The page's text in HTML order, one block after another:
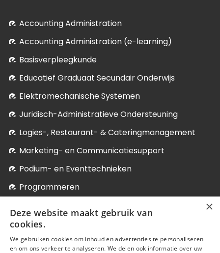
Accounting Administration
Accounting Administration (e-learning)
Basisverpleegkunde
Educatief Graduaat Secundair Onderwijs
Elektromechanische Systemen
Juridisch-Administratieve Ondersteuning
Logies-, Restaurant- & Cateringmanagement
Marketing- en Communicatiesupport
Podium- en Eventtechnieken
Programmeren
Systeem- en Netwerkbeheer
Verder studeren
×
Deze website maakt gebruik van
cookies.
We gebruiken cookies om inhoud en advertenties te personaliseren
en om ons verkeer te analyseren. We delen ook informatie over uw